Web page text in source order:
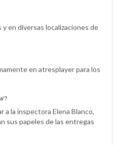
y en diversas localizaciones de
en atresplayer para los
a la inspectora Elena Blanco,
sus papeles de las entregas